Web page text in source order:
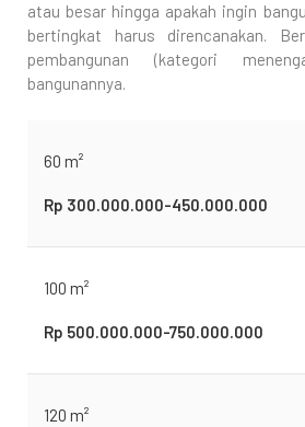
atau besar hingga apakah ingin
bertingkat harus direncanakan.
pembangunan (kategori
bangunannya.
60 m²
Rp 300.000.000-450.000.000
100 m²
Rp 500.000.000-750.000.000
120 m²